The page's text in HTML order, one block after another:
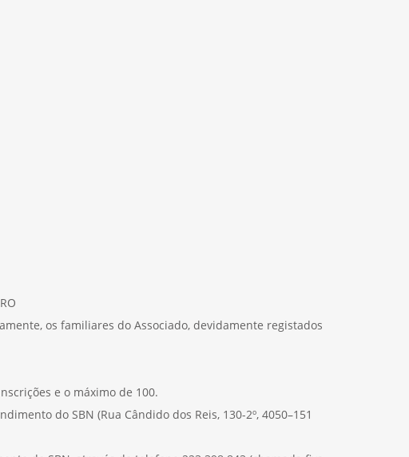
os familiares do Associado, devidamente registados
e o máximo de 100.
do SBN (Rua Cândido dos Reis, 130-2º, 4050–151